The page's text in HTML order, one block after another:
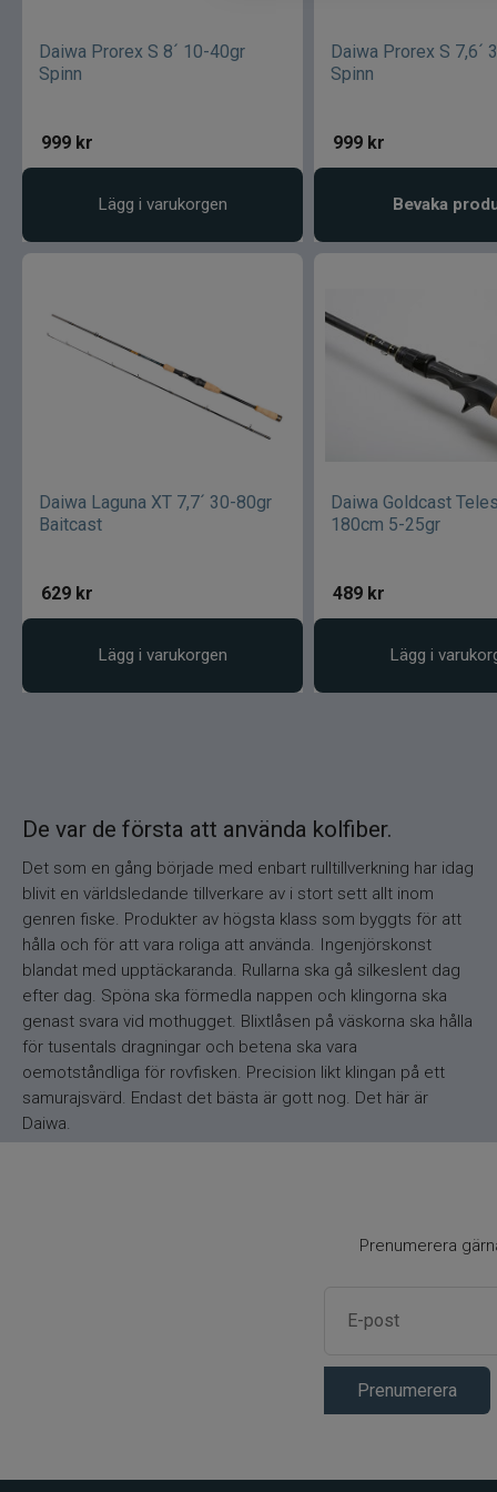
Daiwa Prorex S 8´ 10-40gr
Spinn
999 kr
Lägg i varukorgen
Daiwa Prorex S 7,6´
Spinn
999 kr
Bevaka
Daiwa Laguna XT 7,7´ 30-80gr
Baitcast
629 kr
Lägg i varukorgen
Daiwa Goldcast
180cm 5-25gr
489 kr
Lägg i
De var de första att använda kolfiber.
Det som en gång började med enbart rulltillverkning har idag
blivit en världsledande tillverkare av i stort sett allt inom
genren fiske. Produkter av högsta klass som byggts för att
hålla och för att vara roliga att använda. Ingenjörskonst
blandat med upptäckaranda. Rullarna ska gå silkeslent dag
efter dag. Spöna ska förmedla nappen och klingorna ska
genast svara vid mothugget. Blixtlåsen på väskorna ska hålla
för tusentals dragningar och betena ska vara
oemotståndliga för rovfisken. Precision likt klingan på ett
samurajsvärd. Endast det bästa är gott nog. Det här är
Daiwa.
Prenumerera
Prenumerera